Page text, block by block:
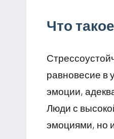
Что
равновесие в
эмоции,
Люди с
эмоциями, но